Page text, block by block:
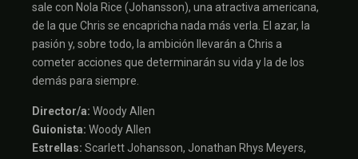
sale con Nola Rice (Johansson), una atractiva americana,
de la que Chris se encapricha nada más verla. El azar, la
pasión y, sobre todo, la ambición llevarán a Chris a
cometer acciones que determinarán su vida y la de los
demás para siempre.
Director/a: Woody Allen
Guionista: Woody Allen
Estrellas: Scarlett Johansson, Jonathan Rhys Meyers,